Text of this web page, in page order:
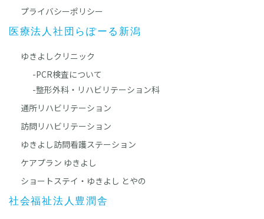
プライバシーポリシー
医療法人社団らぽーる新潟
ゆきよしクリニック
-PCR検査について
-整形外科・リハビリテーション科
通所リハビリテーション
訪問リハビリテーション
ゆきよし訪問看護ステーション
ケアプラン ゆきよし
ショートステイ・ゆきよし とやの
社会福祉法人豊潤舎